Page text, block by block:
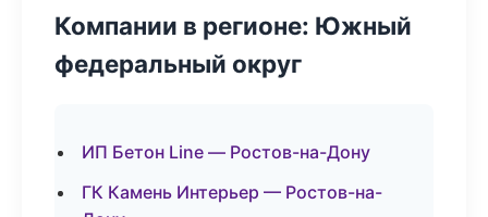
Компании в регионе: Южный
федеральный округ
ИП Бетон Line — Ростов-на-Дону
ГК Камень Интерьер — Ростов-на-